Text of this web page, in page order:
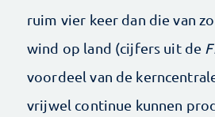
ruim vier keer dan die van
wind op land (cijfers uit de
voordeel van de
vrijwel continue kunnen